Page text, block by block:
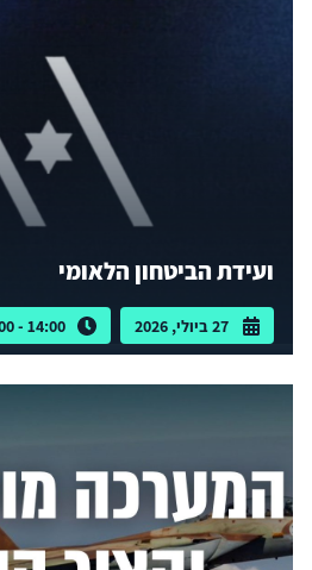
ועידת הביטחון הלאומי
27 ביולי, 2026 14:00 - 10:00